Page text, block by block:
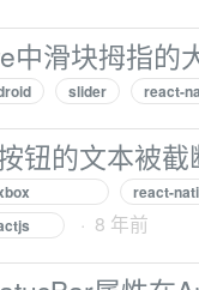
中滑块拇指的
slider react-
钮的文本被截
react-
· 8 年前